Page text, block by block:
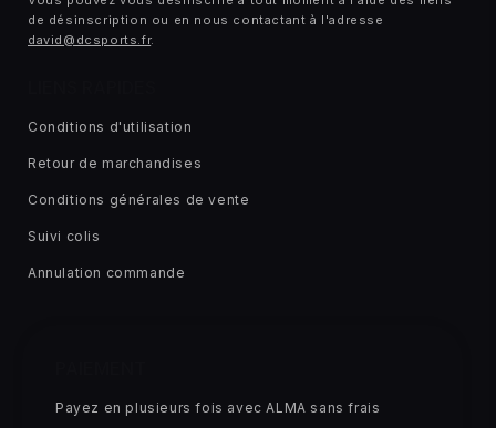
de désinscription ou en nous contactant à l'adresse
david@dcsports.fr.
Conditions d'utilisation
Retour de marchandises
Conditions générales de vente
Suivi colis
Annulation commande
Payez en plusieurs fois avec ALMA sans frais